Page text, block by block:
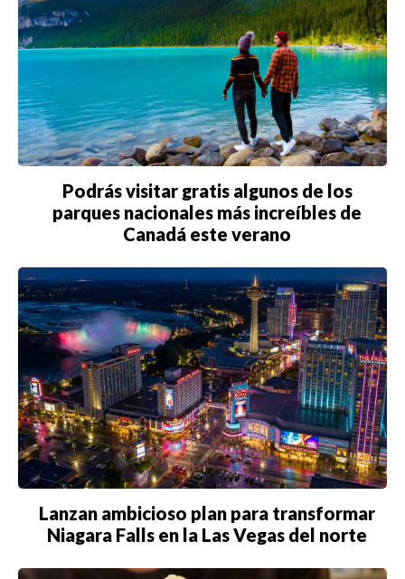
Podrás visitar gratis algunos de los
parques nacionales más increíbles de
Canadá este verano
Lanzan ambicioso plan para transformar
Niagara Falls en la Las Vegas del norte